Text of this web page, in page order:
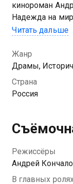
кинороман
Надежда на
Европе
Муссолини и
идеологию —
последствия
все готовы
пограничное
Михаила
соперников,
Читать дальше
Жанр
Драмы,
Страна
Россия
Режиссёры
Андрей
В главных